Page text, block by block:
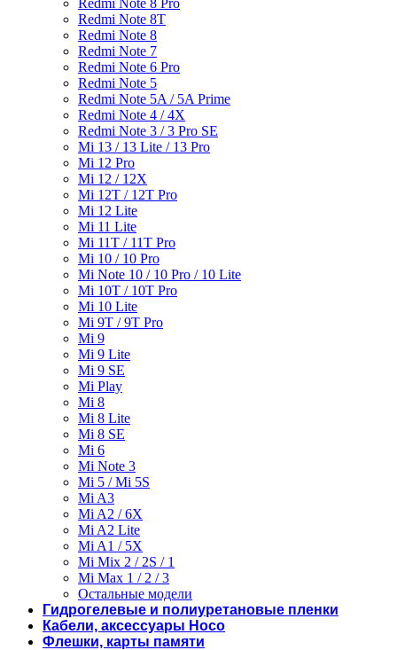
Redmi Note 8T
Redmi Note 8
Redmi Note 7
Redmi Note 6 Pro
Redmi Note 5
Redmi Note 5A / 5A Prime
Redmi Note 4 / 4X
Redmi Note 3 / 3 Pro SE
Mi 13 / 13 Lite / 13 Pro
Mi 12 Pro
Mi 12 / 12X
Mi 12T / 12T Pro
Mi 12 Lite
Mi 11 Lite
Mi 11T / 11T Pro
Mi 10 / 10 Pro
Mi Note 10 / 10 Pro / 10 Lite
Mi 10T / 10T Pro
Mi 10 Lite
Mi 9T / 9T Pro
Mi 9
Mi 9 Lite
Mi 9 SE
Mi Play
Mi 8
Mi 8 Lite
Mi 8 SE
Mi 6
Mi Note 3
Mi 5 / Mi 5S
Mi A3
Mi A2 / 6X
Mi A2 Lite
Mi A1 / 5X
Mi Mix 2 / 2S / 1
Mi Max 1 / 2 / 3
Остальные модели
Гидрогелевые и полиуретановые пленки
Кабели, аксессуары Hoco
Флешки, карты памяти